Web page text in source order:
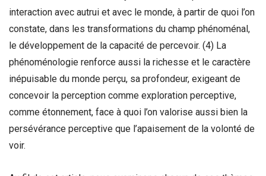
interaction avec autrui et avec le monde, à partir de quoi l’on
constate, dans les transformations du champ phénoménal,
le développement de la capacité de percevoir. (4) La
phénoménologie renforce aussi la richesse et le caractère
inépuisable du monde perçu, sa profondeur, exigeant de
concevoir la perception comme exploration perceptive,
comme étonnement, face à quoi l’on valorise aussi bien la
persévérance perceptive que l’apaisement de la volonté de
voir.